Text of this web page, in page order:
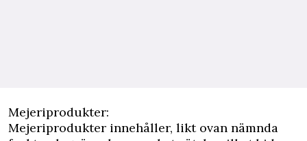
Mejeriprodukter:
Mejeriprodukter innehåller, likt ovan nämnda